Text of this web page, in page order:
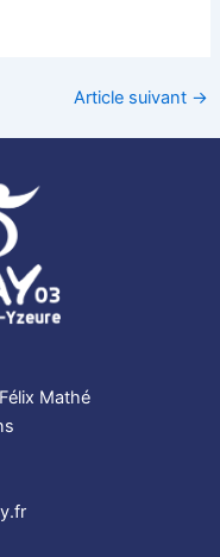
Article suivant →
Mathé